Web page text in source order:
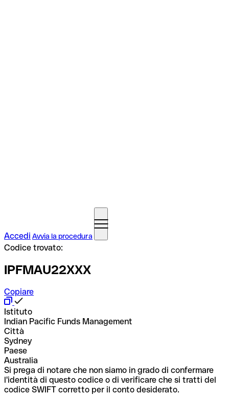
Accedi Avvia la procedura
Codice trovato:
IPFMAU22XXX
Copiare
Istituto
Indian Pacific Funds Management
Città
Sydney
Paese
Australia
Si prega di notare che non siamo in grado di confermare
l'identità di questo codice o di verificare che si tratti del
codice SWIFT corretto per il conto desiderato.